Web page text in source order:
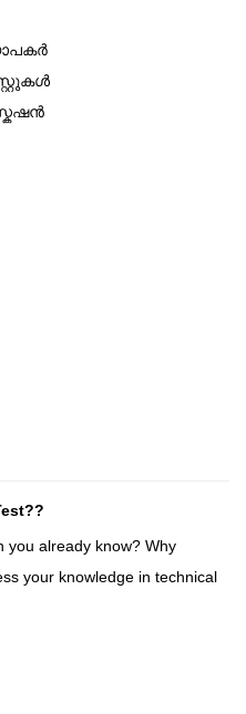
??
you already know? Why
your knowledge in technical